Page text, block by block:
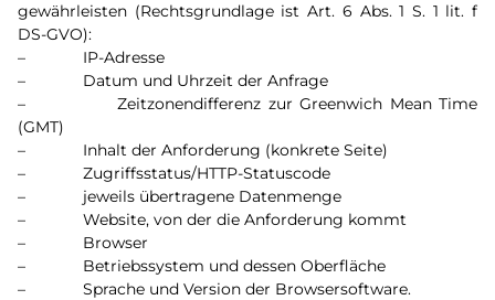
gewährleisten (Rechtsgrundlage ist Art. 6 Abs. 1 S. 1 lit. f
DS-GVO):
– IP-Adresse
– Datum und Uhrzeit der Anfrage
– Zeitzonendifferenz zur Greenwich Mean Time
(GMT)
– Inhalt der Anforderung (konkrete Seite)
– Zugriffsstatus/HTTP-Statuscode
– jeweils übertragene Datenmenge
– Website, von der die Anforderung kommt
– Browser
– Betriebssystem und dessen Oberfläche
– Sprache und Version der Browsersoftware.